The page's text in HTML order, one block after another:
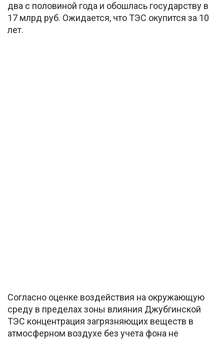
два с половиной года и обошлась государству в
17 млрд руб. Ожидается, что ТЭС окупится за 10
лет.
Согласно оценке воздействия на окружающую
среду в пределах зоны влияния Джубгинской
ТЭС концентрация загрязняющих веществ в
атмосферном воздухе без учета фона не